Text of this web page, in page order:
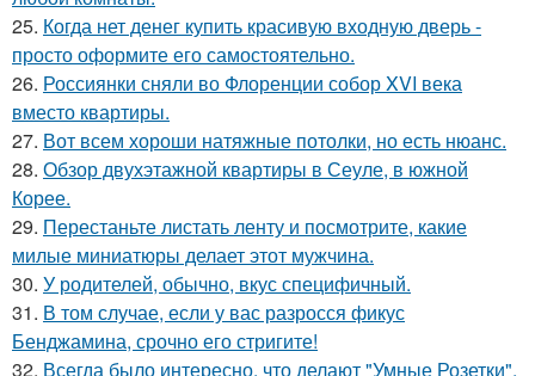
25. Когда нет денег купить красивую входную дверь -
просто оформите его самостоятельно.
26. Россиянки сняли во Флоренции собор XVI века
вместо квартиры.
27. Вот всем хороши натяжные потолки, но есть нюанс.
28. Обзор двухэтажной квартиры в Сеуле, в южной
Корее.
29. Перестаньте листать ленту и посмотрите, какие
милые миниатюры делает этот мужчина.
30. У родителей, обычно, вкус специфичный.
31. В том случае, если у вас разросся фикус
Бенджамина, срочно его стригите!
32. Всегда было интересно, что делают "Умные Розетки".